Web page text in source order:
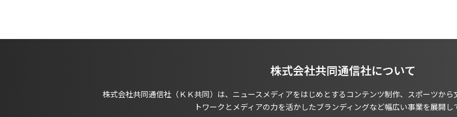
株式会社共同通信社について
株式会社共同通信社（ＫＫ共同）は、ニュースメディアをはじめとするコンテンツ制作、スポーツか
トワークとメディアの力を活かしたブランディングなど幅広い事業を展開し